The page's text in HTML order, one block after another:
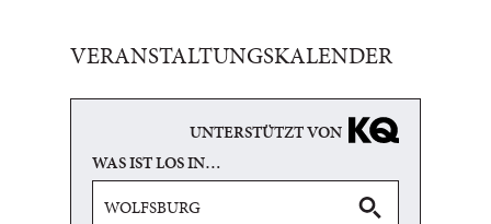
VERANSTALTUNGSKALENDER
UNTERSTÜTZT VON
WAS IST LOS IN…